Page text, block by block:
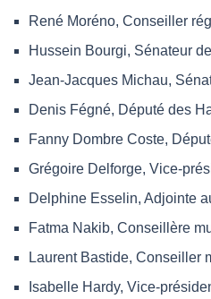
René Moréno, Conseiller
Hussein Bourgi, Sénateur
Jean-Jacques Michau,
Denis Fégné, Député des
Fanny Dombre Coste,
Grégoire Delforge, Vice-
Delphine Esselin, Adjointe
Fatma Nakib, Conseillère
Laurent Bastide, Conseiller
Isabelle Hardy, Vice-